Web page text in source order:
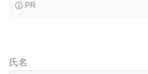
PR
氏名